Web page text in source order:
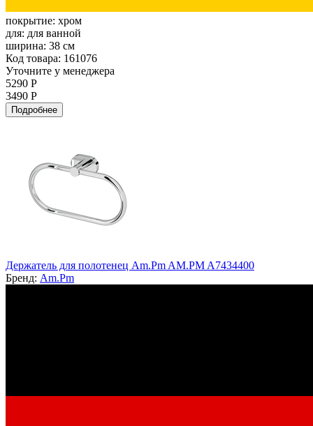
покрытие: хром
для: для ванной
ширина: 38 см
Код товара: 161076
Уточните у менеджера
5290 Р
3490 Р
Подробнее
Держатель для полотенец Am.Pm AM.PM A7434400
Бренд: Am.Pm